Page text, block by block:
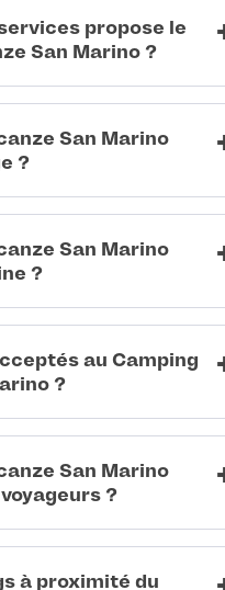
propose le
San Marino ?
San Marino
?
San Marino
?
au Camping
?
San Marino
?
à proximité du